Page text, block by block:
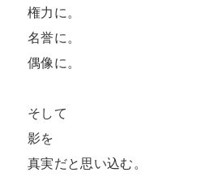
権力に。
名誉に。
偶像に。
そして
影を
真実だと思い込む。